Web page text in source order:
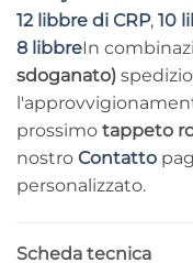
12 libbre di CRP, 10
8 libbreIn
sdoganato)
prossimo tappeto
nostro Contatto
personalizzato.
Scheda tecnica